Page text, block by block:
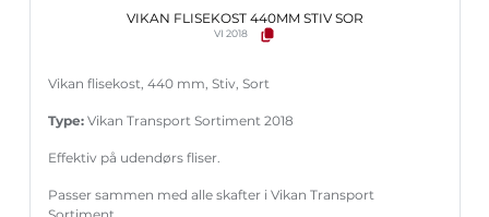
VIKAN FLISEKOST 440MM STIV SOR
VI 2018
Vikan flisekost, 440 mm, Stiv, Sort
Type:Vikan Transport Sortiment 2018
Effektiv på udendørs fliser.
Passer sammen med alle skafter i Vikan Transport